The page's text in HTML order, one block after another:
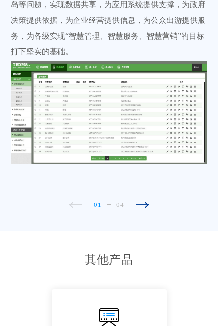
岛等问题，实现数据共享，为应用系统提供支撑，为政府
决策提供依据，为企业经营提供信息，为公众出游提供服
务，为各级实现“智慧管理、智慧服务、智慧营销”的目标
打下坚实的基础。
01 04
其他产品